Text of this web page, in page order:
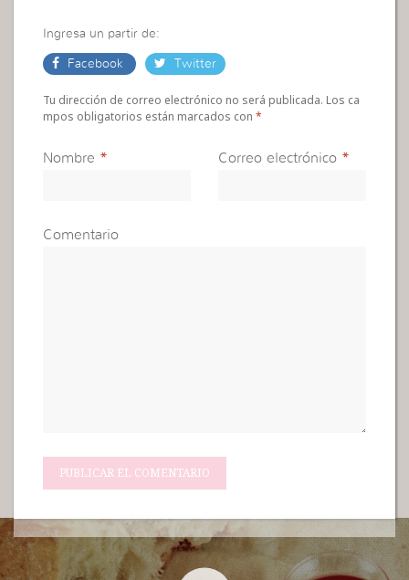
Ingresa un partir de:
Facebook Twitter
Tu dirección de correo electrónico no será publicada. Los ca
mpos obligatorios están marcados con*
Nombre * Correo electrónico *
Comentario